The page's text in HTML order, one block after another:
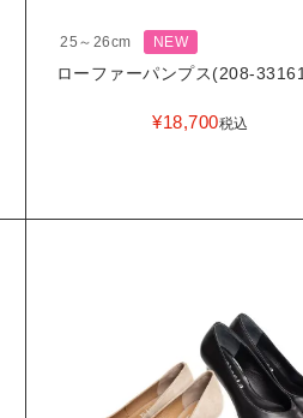
25～26cm NEW
ローファーパンプス(208-
¥18,700税込